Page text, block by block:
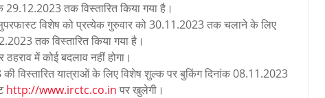
तक विस्तारित किया गया है।
सुपरफास्ट विशेष को प्रत्येक गुरुवार को 30.11.2023 तक चलाने के लिए
तक विस्तारित किया गया है।
में कोई बदलाव नहीं होगा।
विस्तारित यात्राओं के लिए विशेष शुल्क पर बुकिंग दिनांक 08.11.2023
http://www.irctc.co.in पर खुलेगी।